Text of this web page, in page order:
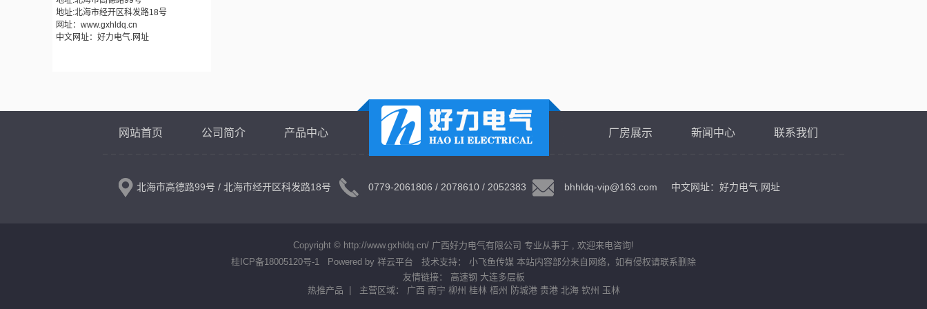
地址:北海市经开区科发路18号
网址： www.gxhldq.cn
中文网址：好力电气.网址
网站首页 公司简介 产品中心 厂房展示 新闻中心 联系我们
北海市高德路99号 / 北海市经开区科发路18号 0779-2061806 / 2078610 / 2052383 bhhldq-vip@163.com 中文网址： 好力电气.网址
Copyright © http://www.gxhldq.cn/ 广西好力电气有限公司 专业从事于 , 欢迎来电咨询!
桂ICP备18005120号-1 Powered by 祥云平台 技术支持： 小飞鱼传媒 本站内容部分来自网络，如有侵权请联系删除
友情链接： 高速钢 大连多层板
热推产品 | 主营区域： 广西 南宁 柳州 桂林 梧州 防城港 贵港 北海 钦州 玉林